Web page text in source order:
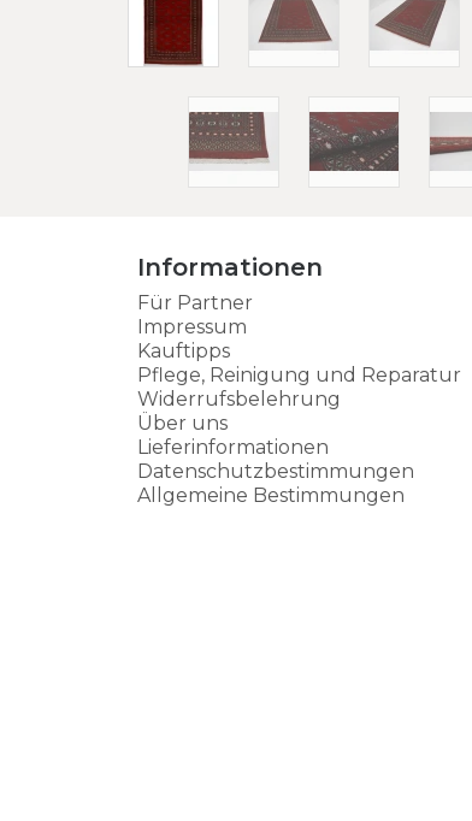
Informationen
Für Partner
Impressum
Kauftipps
Pflege, Reinigung und Reparatur
Widerrufsbelehrung
Über uns
Lieferinformationen
Datenschutzbestimmungen
Allgemeine Bestimmungen